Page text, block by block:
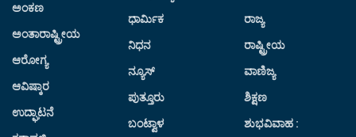
ಅಂಕಣ
ಅಂತಾರಾಷ್ಟ್ರೀಯ
ಆರೋಗ್ಯ
ಆವಿಷ್ಕಾರ
ಉದ್ಘಾಟನೆ
ಧಾರ್ಮಿಕ
ನಿಧನ
ನ್ಯೂಸ್
ಪುತ್ತೂರು
ಬಂಟ್ವಾಳ
ರಾಜ್ಯ
ರಾಷ್ಟ್ರೀಯ
ವಾಣಿಜ್ಯ
ಶಿಕ್ಷಣ
ಶುಭವಿವಾಹ :